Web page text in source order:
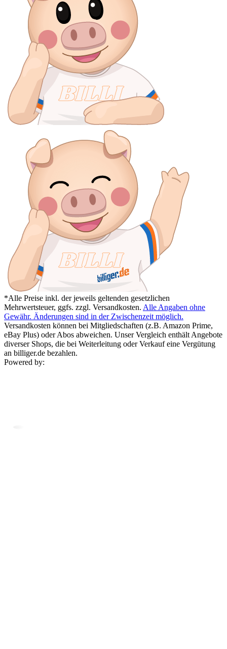
*Alle Preise inkl. der jeweils geltenden gesetzlichen
Mehrwertsteuer, ggfs. zzgl. Versandkosten. Alle Angaben ohne
Gewähr. Änderungen sind in der Zwischenzeit möglich.
Versandkosten können bei Mitgliedschaften (z.B. Amazon Prime,
eBay Plus) oder Abos abweichen. Unser Vergleich enthält Angebote
diverser Shops, die bei Weiterleitung oder Verkauf eine Vergütung
an billiger.de bezahlen.
Powered by: